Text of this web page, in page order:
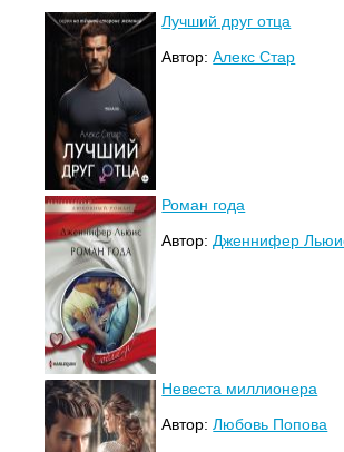
Лучший друг отца
Автор:Алекс Стар
Роман года
Автор: Дженнифер
Невеста миллионера
Автор:Любовь Попова